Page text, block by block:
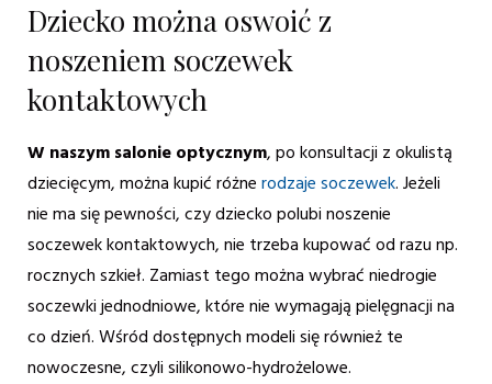
Dziecko można oswoić z
noszeniem soczewek
kontaktowych
W naszym salonie optycznym, po konsultacji z okulistą
dziecięcym, można kupić różnerodzaje soczewek. Jeżeli
nie ma się pewności, czy dziecko polubi noszenie
soczewek kontaktowych, nie trzeba kupować od razu np.
rocznych szkieł. Zamiast tego można wybrać niedrogie
soczewki jednodniowe, które nie wymagają pielęgnacji na
co dzień. Wśród dostępnych modeli się również te
nowoczesne, czyli silikonowo-hydrożelowe.